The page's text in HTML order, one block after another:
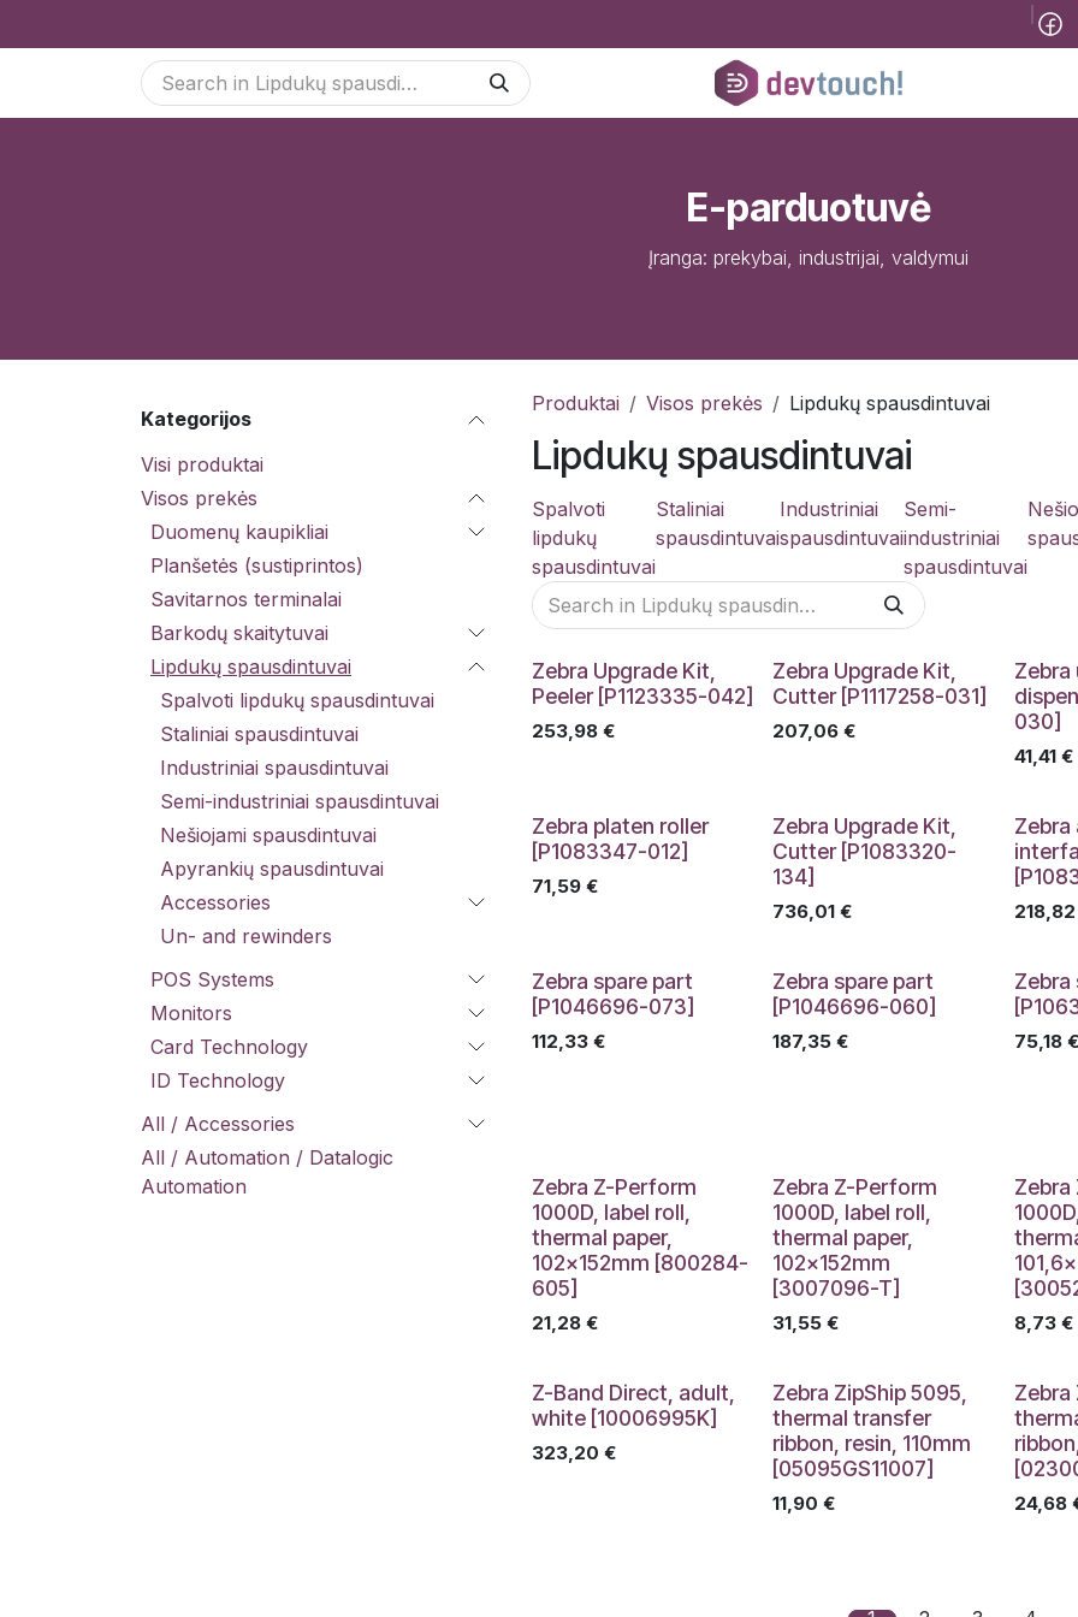
Kursai
E-parduotuvė
Įranga: prekybai, industrijai, valdymui
Kategorijos
Visi produktai
Visos prekės
Duomenų kaupikliai
Planšetės (sustiprintos)
Savitarnos terminalai
Barkodų skaitytuvai
Lipdukų spausdintuvai
Spalvoti lipdukų spausdintuvai
Staliniai spausdintuvai
Industriniai spausdintuvai
Semi-industriniai spausdintuvai
Nešiojami spausdintuvai
Apyrankių spausdintuvai
Accessories
Un- and rewinders
POS Systems
Monitors
Card Technology
ID Technology
All / Accessories
All / Automation / Datalogic
Automation
Produktai Visos prekės Lipdukų spausdintuvai
Lipdukų spausdintuvai
Spalvoti
lipdukų
spausdintuvai
Staliniai
spausdintuvai
Industriniai
spausdintuvai
Semi-
industriniai
spausdintuvai
Zebra Upgrade Kit,
Peeler [P1123335-042]
253,98 €
Zebra Upgrade Kit,
Cutter [P1117258-031]
207,06 €
Zebra
030]
41,41€
Zebra platen roller
[P1083347-012]
71,59 €
Zebra Upgrade Kit,
Cutter [P1083320-
134]
736,01 €
Zebra
218,82
Zebra spare part
[P1046696-073]
112,33 €
Zebra spare part
[P1046696-060]
187,35 € 75,18€
Zebra Z-Perform
1000D, label roll,
thermal paper,
102x152mm [800284-
605]
21,28 €
Zebra Z-Perform
1000D, label roll,
thermal paper,
102x152mm
[3007096-T]
31,55 € 8,73€
Z-Band Direct, adult,
white [10006995K]
323,20 €
Zebra ZipShip 5095,
thermal transfer
ribbon, resin, 110mm
[05095GS11007]
11,90 €
Zebra
24,68